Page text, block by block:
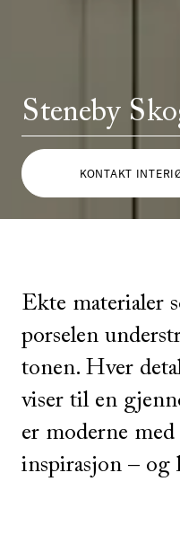
Steneby
KONTAKT
Ekte materialer
porselen
tonen. Hver
viser til en
er moderne med
inspirasjon – og